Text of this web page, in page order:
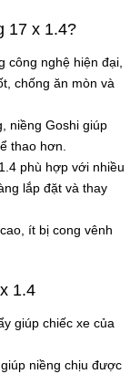
17 x 1.4?
công nghệ hiện đại,
chống ăn mòn và
niềng Goshi giúp
thao hơn.
phù hợp với nhiều
lắp đặt và thay
ít bị cong vênh
1.4
giúp chiếc xe của
niềng chịu được